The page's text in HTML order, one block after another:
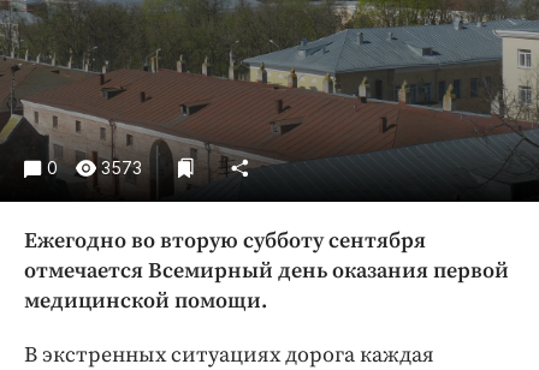
Праздники
Происшествия
Спорт
Экономика и бизнес
ПРОЕКТЫ
Издания
Медиаперсона
Интересное чтиво
Клиника года
0 3573
Ежегодно во вторую субботу сентября
отмечается Всемирный день оказания первой
медицинской помощи.
В экстренных ситуациях дорога каждая